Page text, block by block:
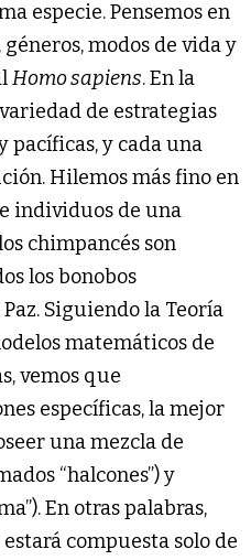
especie. Pensemos en
modos de vida y
Homo sapiens. En la
de estrategias
pacíficas, y cada una
Hilemos más fino en
individuos de una
chimpancés son
los bonobos
Siguiendo la Teoría
matemáticos de
vemos que
específicas, la mejor
una mezcla de
“halcones”) y
En otras palabras,
compuesta solo de